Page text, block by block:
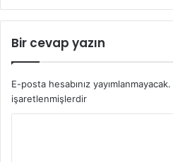
Bir cevap yazın
E-posta hesabınız yayımlanmayacak.
işaretlenmişlerdir